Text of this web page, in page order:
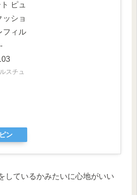
ピュ
ッショ
フィル
スチュ
ン
しているかみたいに心地がいい